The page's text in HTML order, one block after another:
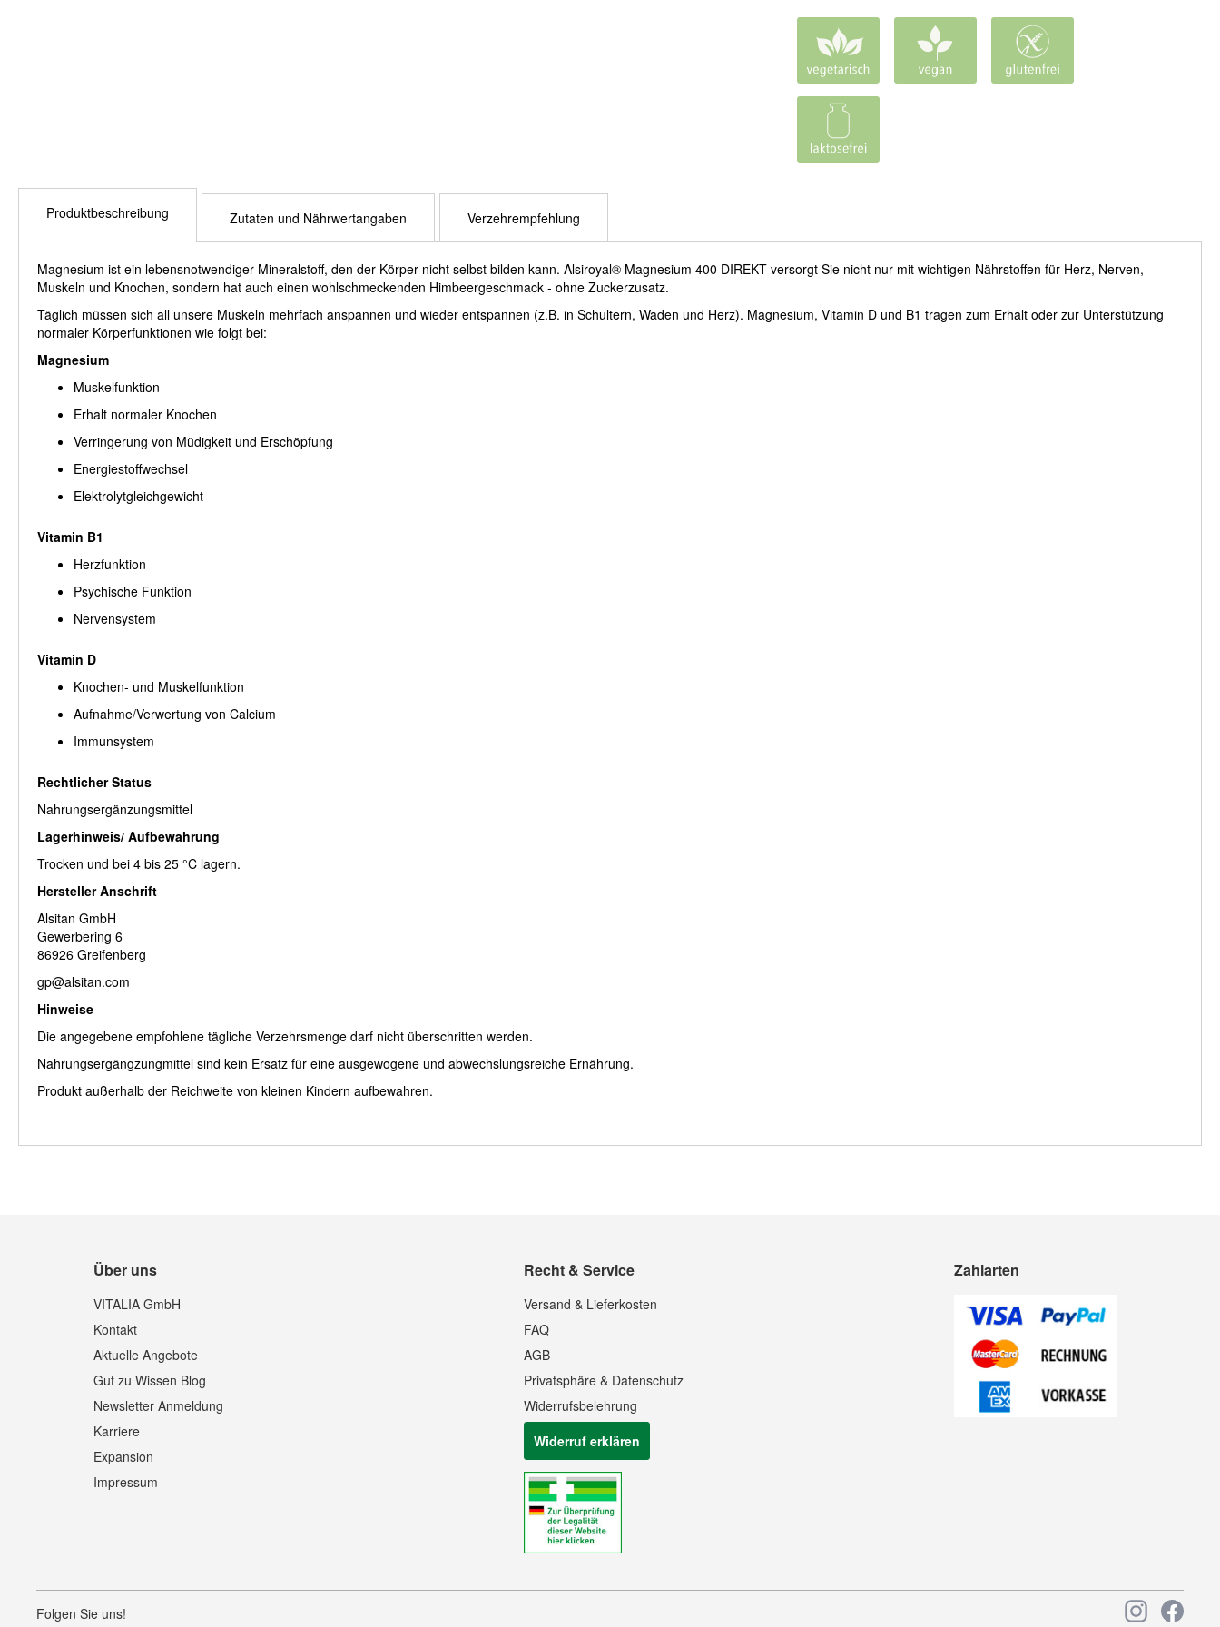
Produktbeschreibung
Magnesium ist ein lebensnotwendiger Mineralstoff, den der Körper nicht selbst bilden kann. Alsiroyal® Magnesium 400 DIREKT versorgt Sie nicht nur mit wichtigen Nährstoffen für Herz, Nerven,
Muskeln und Knochen, sondern hat auch einen wohlschmeckenden Himbeergeschmack - ohne Zuckerzusatz.
Täglich müssen sich all unsere Muskeln mehrfach anspannen und wieder entspannen (z.B. in Schultern, Waden und Herz). Magnesium, Vitamin D und B1 tragen zum Erhalt oder zur Unterstützung
normaler Körperfunktionen wie folgt bei:
Magnesium
Muskelfunktion
Erhalt normaler Knochen
Verringerung von Müdigkeit und Erschöpfung
Energiestoffwechsel
Elektrolytgleichgewicht
Vitamin B1
Herzfunktion
Psychische Funktion
Nervensystem
Vitamin D
Knochen- und Muskelfunktion
Aufnahme/Verwertung von Calcium
Immunsystem
Rechtlicher Status
Nahrungsergänzungsmittel
Lagerhinweis/ Aufbewahrung
Trocken und bei 4 bis 25 °C lagern.
Hersteller Anschrift
Alsitan GmbH
Gewerbering 6
86926 Greifenberg
gp@alsitan.com
Hinweise
Die angegebene empfohlene tägliche Verzehrsmenge darf nicht überschritten werden.
Nahrungsergängzungmittel sind kein Ersatz für eine ausgewogene und abwechslungsreiche Ernährung.
Produkt außerhalb der Reichweite von kleinen Kindern aufbewahren.
Zutaten und Nährwertangaben Verzehrempfehlung
Über uns
VITALIA GmbH
Kontakt
Aktuelle Angebote
Gut zu Wissen Blog
Newsletter Anmeldung
Karriere
Expansion
Impressum
Recht & Service
Versand & Lieferkosten
FAQ
AGB
Privatsphäre & Datenschutz
Widerrufsbelehrung
Widerruf erklären
Zahlarten
Folgen Sie uns!